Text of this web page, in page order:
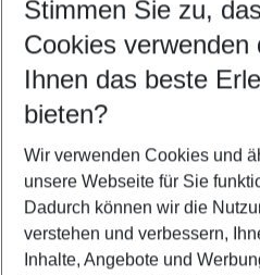
Abflughafen wählen
Beliebiger Abflughafen
Reisezeitraum wählen
09.08.26– 07.08.27 5-8
2 Erwachsene Keine
Mehr Filter
Stimmen Sie zu,
Cookies verwenden
Ihnen das beste
bieten?
Wir verwenden Cookies und
unsere Webseite für Sie
Dadurch können wir die
verstehen und verbessern,
Inhalte, Angebote und